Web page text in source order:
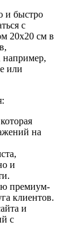
и быстро
с
20х20 см в
например,
или
на
и
премиум-
клиентов.
и
с